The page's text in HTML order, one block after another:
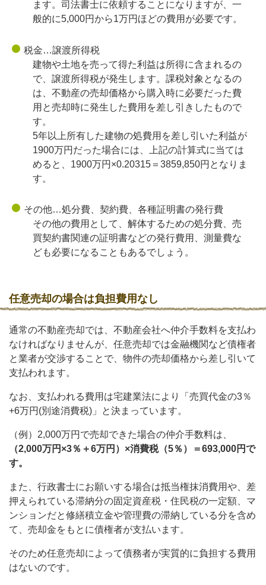
ます。司法書士に依頼することになりますが、一
般的に5,000円から1万円ほどの費用が必要です。
税金…譲渡所得税
建物や土地を売って得た利益は所得に含まれるの
で、譲渡所得税が発生します。課税対象となるの
は、不動産の売却価格から購入時に必要だった費
用と売却時に発生した費用を差し引きしたもので
す。
5年以上所有した建物の処費用を差し引いた利益が
1900万円だった場合には、上記の計算式に当ては
めると、1900万円×0.20315＝3859,850円となりま
す。
その他…処分費、契約費、各種証明書の発行費
その他の費用として、解体するための処分費、売
買契約書関連の証明書などの発行費用、測量費な
ども必要になることもあるでしょう。
任意売却の場合は負担費用なし
通常の不動産売却では、不動産会社へ仲介手数料を支払わ
なければなりませんが、任意売却では金融機関など債権者
と業者が交渉することで、物件の売却価格から差し引いて
支払われます。
なお、支払われる費用は宅建業法により「売買代金の3％
+6万円(別途消費税)」と決まっています。
（例）2,000万円で売却できた場合の仲介手数料は、
（2,000万円×3％＋6万円）×消費税（5％）＝693,000円で
す。
また、行政書士にお願いする場合は抵当権抹消費用や、差
押えられている滞納分の固定資産税・住民税の一定額、マ
ンションだと修繕積立金や管理費の滞納している分を含め
て、売却金をもとに債権者が支払います。
そのため任意売却によって債務者が実質的に負担する費用
はないのです。